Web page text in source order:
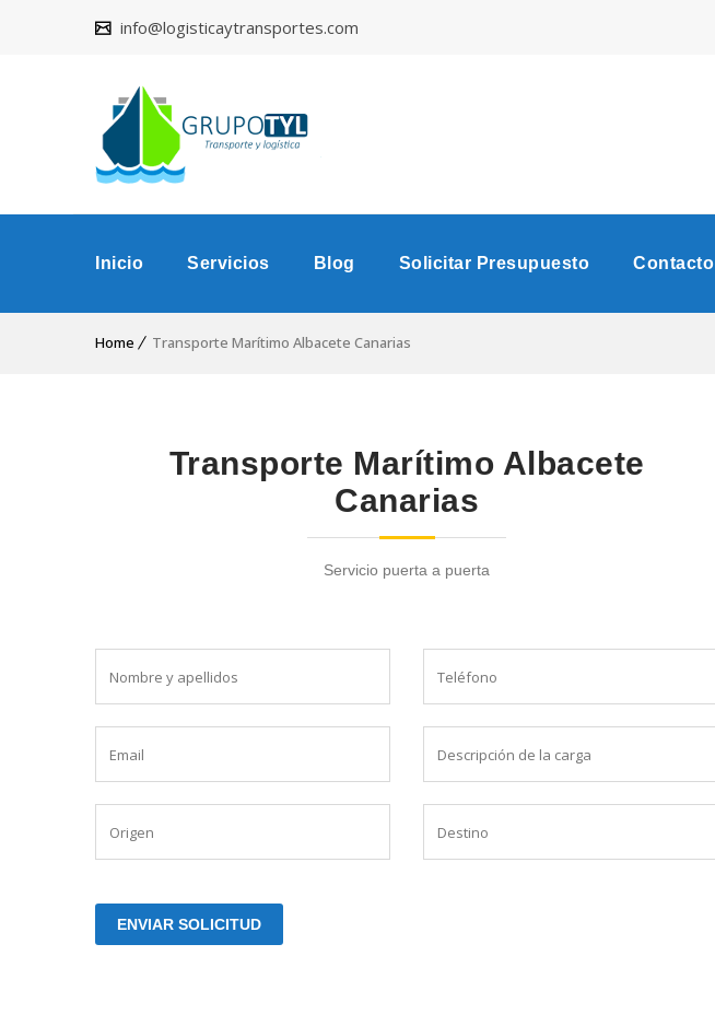
info@logisticaytransportes.com
Inicio Servicios Blog Solicitar Presupuesto Contacto
Home Transporte Marítimo Albacete Canarias
Transporte Marítimo Albacete
Canarias
Servicio puerta a puerta